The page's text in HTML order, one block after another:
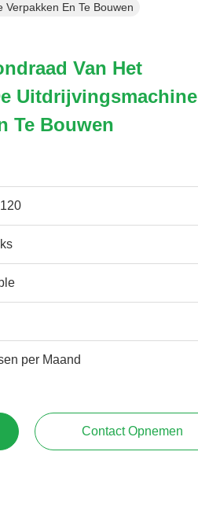
En Te Bouwen
Van Het
Uitdrijvingsmachine
Te Bouwen
per Maand
Contact Opnemen